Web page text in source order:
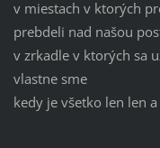
v miestach v ktorých
prebdeli nad našou
v zrkadle v ktorých sa
vlastne sme
kedy je všetko len len